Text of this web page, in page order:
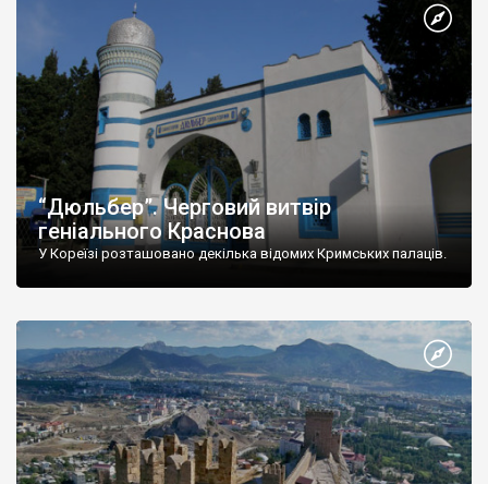
“Дюльбер”. Черговий витвір
геніального Краснова
У Кореїзі розташовано декілька відомих Кримських палаців.